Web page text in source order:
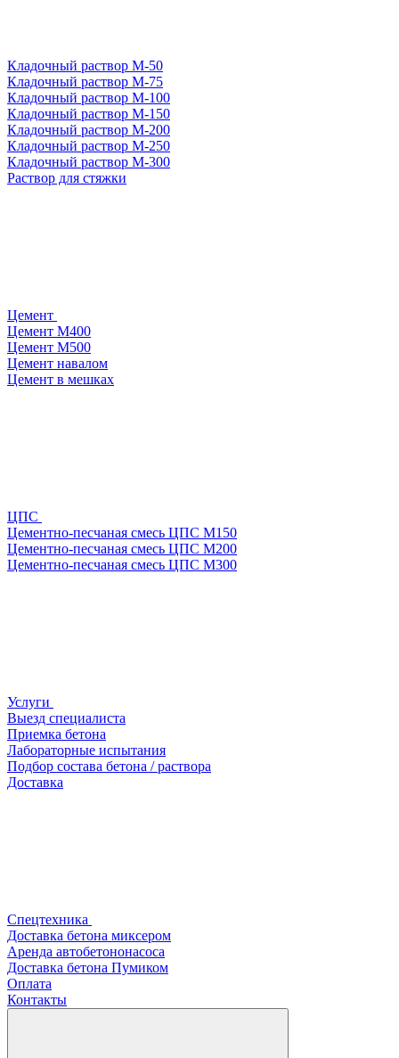
Кладочный раствор М-50
Кладочный раствор М-75
Кладочный раствор М-100
Кладочный раствор М-150
Кладочный раствор М-200
Кладочный раствор М-250
Кладочный раствор М-300
Раствор для стяжки
Цемент
Цемент М400
Цемент М500
Цемент навалом
Цемент в мешках
ЦПС
Цементно-песчаная смесь ЦПС М150
Цементно-песчаная смесь ЦПС М200
Цементно-песчаная смесь ЦПС М300
Услуги
Выезд специалиста
Приемка бетона
Лабораторные испытания
Подбор состава бетона / раствора
Доставка
Спецтехника
Доставка бетона миксером
Аренда автобетононасоса
Доставка бетона Пумиком
Оплата
Контакты